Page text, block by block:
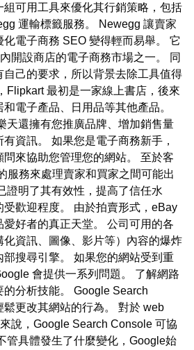
組可用工具來優化其行銷策略，包括
運輸標籤服務。 Newegg 讓賣家
電子商務 SEO 變得輕而易舉。 它
開設商店的電子商務市場之一。 同
自己的要求，所以背景去除工具值得
Flipkart 最初是一家線上書店，後來
電子產品、日用品等其他產品。
天還擁有您推廣品牌、增加銷售量
資訊。 如果您是電子商務新手，
來協助您管理您的網站。 至於客
服務來處理賣家和買家之間可能出
證明了其有效性，提高了信任水
歡迎程度。 由於拍賣形式，eBay
好者的真正天堂。 公司可用的各
資訊、圖像、影片等）內容的爆炸
搜尋引擎。 如果您的網站受到重
會提供一系列問題。 了解網路
分析技能。 Google Search
更改其網站的行為。 對於 web
說，Google Search Console 可協
管具體發生了什麼變化，Google始